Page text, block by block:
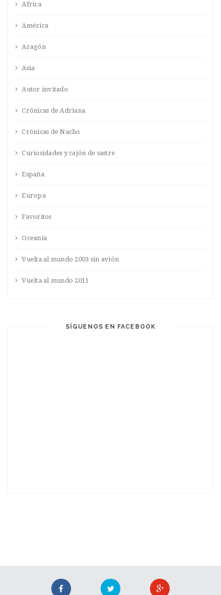
Africa
América
Aragón
Asia
Autor invitado
Crónicas de Adriana
Crónicas de Nacho
Curiosidades y cajón de sastre
España
Europa
Favoritos
Oceanía
Vuelta al mundo 2003 sin avión
Vuelta al mundo 2011
SÍGUENOS EN FACEBOOK